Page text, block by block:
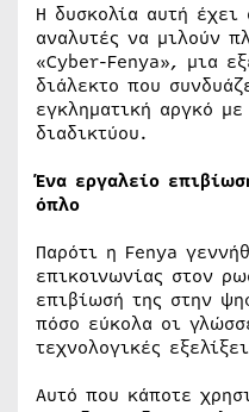
Η δυσκολία αυτή έχει
αναλυτές να μιλούν
«Cyber-Fenya», μια
διάλεκτο που
εγκληματική αργκό
διαδικτύου.
Ένα εργαλείο
όπλο
Παρότι η Fenya
επικοινωνίας στον
επιβίωσή της στην
πόσο εύκολα οι
τεχνολογικές
Αυτό που κάποτε